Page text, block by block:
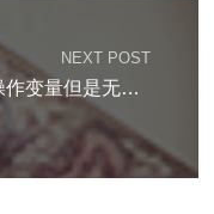
NEXT POST
c语言关于使用函数操作变量但是无效的问题